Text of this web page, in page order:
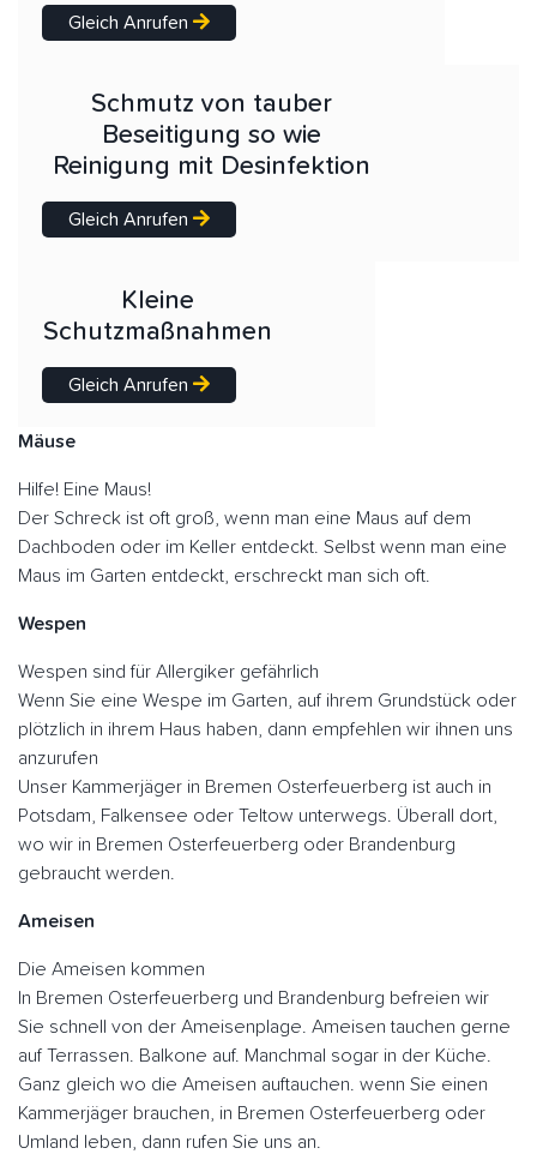
Gleich Anrufen
Schmutz von tauber
Beseitigung so wie
Reinigung mit Desinfektion
Gleich Anrufen
Kleine
Schutzmaßnahmen
Gleich Anrufen
Mäuse
Hilfe! Eine Maus!
Der Schreck ist oft groß, wenn man eine Maus auf dem
Dachboden oder im Keller entdeckt. Selbst wenn man eine
Maus im Garten entdeckt, erschreckt man sich oft.
Wespen
Wespen sind für Allergiker gefährlich
Wenn Sie eine Wespe im Garten, auf ihrem Grundstück oder
plötzlich in ihrem Haus haben, dann empfehlen wir ihnen uns
anzurufen
Unser Kammerjäger in Bremen Osterfeuerberg ist auch in
Potsdam, Falkensee oder Teltow unterwegs. Überall dort,
wo wir in Bremen Osterfeuerberg oder Brandenburg
gebraucht werden.
Ameisen
Die Ameisen kommen
In Bremen Osterfeuerberg und Brandenburg befreien wir
Sie schnell von der Ameisenplage. Ameisen tauchen gerne
auf Terrassen. Balkone auf. Manchmal sogar in der Küche.
Ganz gleich wo die Ameisen auftauchen. wenn Sie einen
Kammerjäger brauchen, in Bremen Osterfeuerberg oder
Umland leben, dann rufen Sie uns an.